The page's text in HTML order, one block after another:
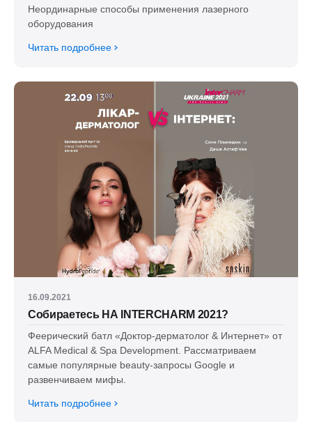
Неординарные способы применения лазерного
оборудования
Читать подробнее
16.09.2021
Собираетесь НА INTERCHARM 2021?
Феерический батл «Доктор-дерматолог & Интернет» от
ALFA Medical & Spa Development. Рассматриваем
самые популярные beauty-запросы Google и
развенчиваем мифы.
Читать подробнее